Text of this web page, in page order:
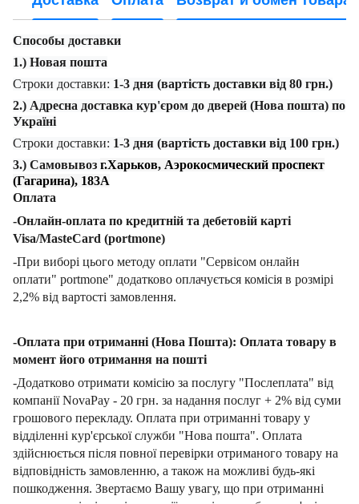
Способы доставки
1.) Новая пошта
Строки доставки: 1-3 дня (вартість доставки від 80 грн.)
2.) Адресна доставка кур'єром до дверей (Нова пошта) по
Україні
Строки доставки: 1-3 дня (вартість доставки від 100 грн.)
3.) Самовывоз г.Харьков, Аэрокосмический проспект
(Гагарина), 183А
Оплата
-Онлайн-оплата по кредитній та дебетовій карті
Visa/MasteCard (portmone)
-При виборі цього методу оплати "Сервісом онлайн
оплати" portmone" додатково оплачується комісія в розмірі
2,2% від вартості замовлення.
-Оплата при отриманні (Нова Пошта): Оплата товару в
момент його отримання на пошті
-Додатково отримати комісію за послугу "Послеплата" від
компанії NovaPay - 20 грн. за надання послуг + 2% від суми
грошового перекладу. Оплата при отриманні товару у
відділенні кур'єрської служби "Нова пошта". Оплата
здійснюється після повної перевірки отриманого товару на
відповідність замовленню, а також на можливі будь-які
пошкодження. Звертаємо Вашу увагу, що при отриманні